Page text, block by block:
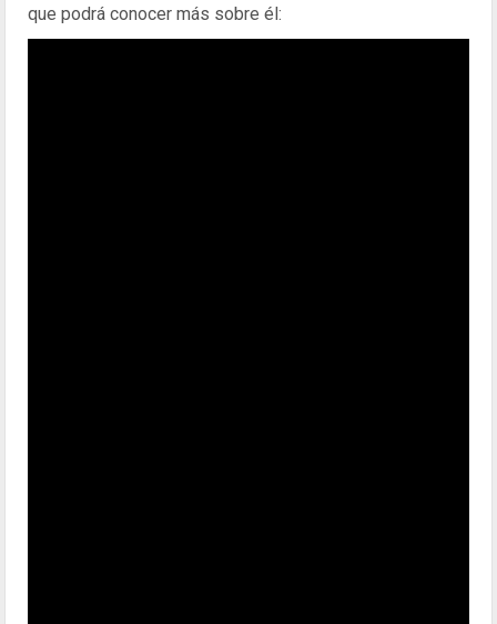
que podrá conocer más sobre él: